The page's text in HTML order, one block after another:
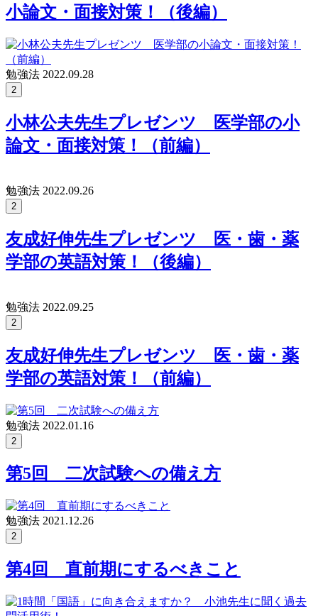
小論文・面接対策！（後編）
勉強法 2022.09.28
2
小林公夫先生プレゼンツ 医学部の小
論文・面接対策！（前編）
勉強法 2022.09.26
2
友成好伸先生プレゼンツ 医・歯・薬
学部の英語対策！（後編）
勉強法 2022.09.25
2
友成好伸先生プレゼンツ 医・歯・薬
学部の英語対策！（前編）
勉強法 2022.01.16
2
第5回 二次試験への備え方
勉強法 2021.12.26
2
第4回 直前期にするべきこと